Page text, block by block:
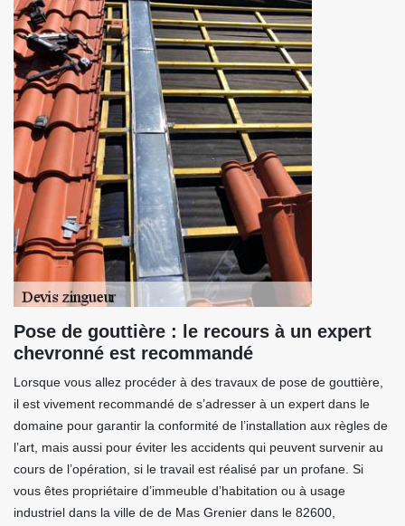
Pose de gouttière : le recours à un expert
chevronné est recommandé
Lorsque vous allez procéder à des travaux de pose de gouttière,
il est vivement recommandé de s’adresser à un expert dans le
domaine pour garantir la conformité de l’installation aux règles de
l’art, mais aussi pour éviter les accidents qui peuvent survenir au
cours de l’opération, si le travail est réalisé par un profane. Si
vous êtes propriétaire d’immeuble d’habitation ou à usage
industriel dans la ville de de Mas Grenier dans le 82600,